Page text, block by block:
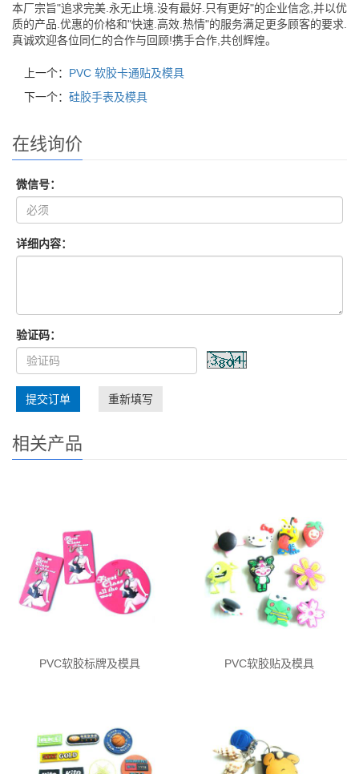
本厂宗旨"追求完美.永无止境.没有最好.只有更好"的企业信念,并以优
质的产品.优惠的价格和"快速.高效.热情"的服务满足更多顾客的要求.
真诚欢迎各位同仁的合作与回顾!携手合作,共创辉煌。
上一个： PVC 软胶卡通贴及模具
下一个： 硅胶手表及模具
在线询价
微信号：
详细内容：
验证码：
提交订单 重新填写
相关产品
PVC软胶标牌及模具 PVC软胶贴及模具